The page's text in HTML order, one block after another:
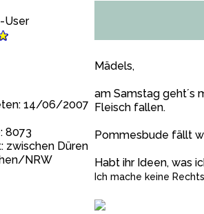
User
14/06/2007
8073
zwischen Düren
NRW
Mädels,
am Samstag geht´s
Fleisch fallen.
Pommesbude fällt
Habt ihr Ideen, was
Ich mache keine